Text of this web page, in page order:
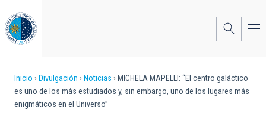
al
contenido
principal
Sobrescribir
enlaces
Inicio Divulgación Noticias
MICHELA MAPELLI: “El centro galáctico
es uno de los más estudiados y, sin embargo, uno de los lugares más
enigmáticos en el Universo”